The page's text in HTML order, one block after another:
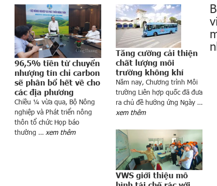
96,5% tiền từ chuyển
nhượng tín chỉ carbon
sẽ phân bổ hết về cho
các địa phương
Chiều ¼ vừa qua, Bộ Nông
nghiệp và Phát triển nông
thôn tổ chức Họp báo
thường … xem thêm
Tăng cường cải thiện
chất lượng môi
trường không khí
Năm nay, Chương trình Môi
trường Liên hợp quốc đã đưa
ra chủ đề hưởng ứng Ngày …
xem thêm
VWS giới thiệu mô